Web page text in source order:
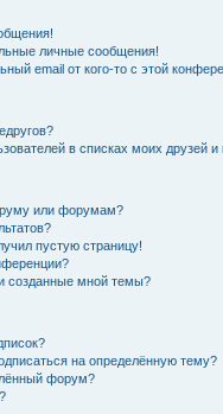
личные сообщения!
email от кого-то с этой
в списках моих друзей и
или форумам?
пустую страницу!
созданные мной темы?
на определённую тему?
форум?